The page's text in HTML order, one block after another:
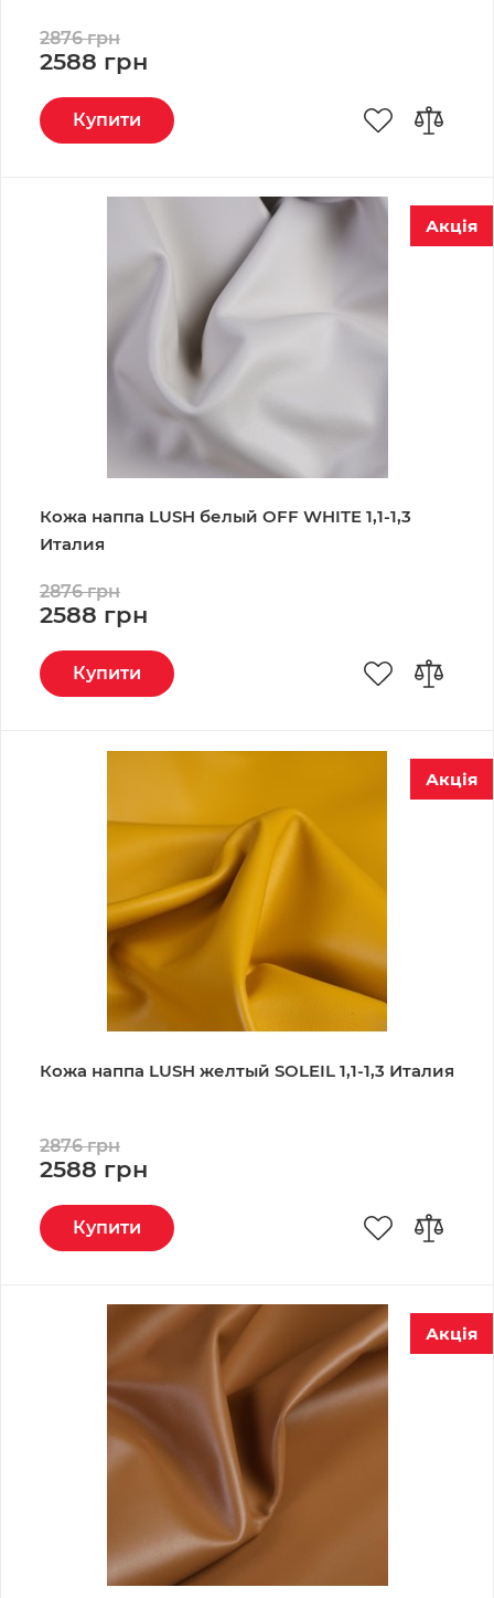
2588 грн
2876 грн
Купити
Акція
Кожа наппа LUSH белый OFF WHITE 1,1-1,3
Италия
2588 грн
2876 грн
Купити
Акція
Кожа наппа LUSH желтый SOLEIL 1,1-1,3 Италия
2588 грн
2876 грн
Купити
Акція